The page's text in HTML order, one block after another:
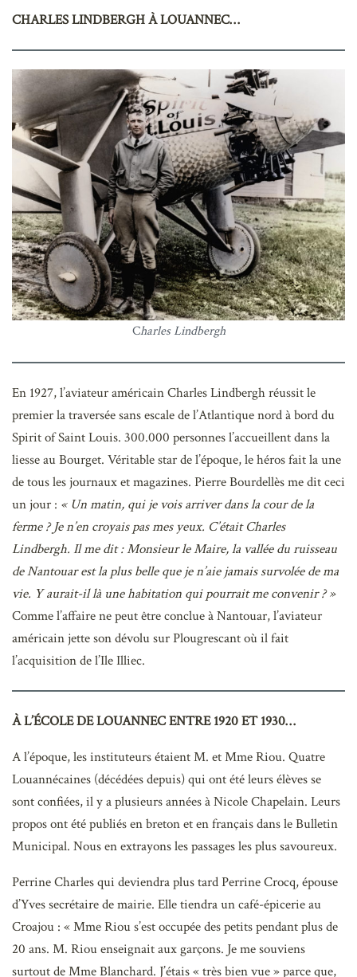
CHARLES LINDBERGH À LOUANNEC…
Charles Lindbergh
En 1927, l’aviateur américain Charles Lindbergh réussit le
premier la traversée sans escale de l’Atlantique nord à bord du
Spirit of Saint Louis. 300.000 personnes l’accueillent dans la
liesse au Bourget. Véritable star de l’époque, le héros fait la une
de tous les journaux et magazines. Pierre Bourdellès me dit ceci
un jour : « Un matin, qui je vois arriver dans la cour de la
ferme ? Je n’en croyais pas mes yeux. C’était Charles
Lindbergh. Il me dit : Monsieur le Maire, la vallée du ruisseau
de Nantouar est la plus belle que je n’aie jamais survolée de ma
vie. Y aurait-il là une habitation qui pourrait me convenir ? »
Comme l’affaire ne peut être conclue à Nantouar, l’aviateur
américain jette son dévolu sur Plougrescant où il fait
l’acquisition de l’Ile Illiec.
À L’ÉCOLE DE LOUANNEC ENTRE 1920 ET 1930…
A l’époque, les instituteurs étaient M. et Mme Riou. Quatre
Louannécaines (décédées depuis) qui ont été leurs élèves se
sont confiées, il y a plusieurs années à Nicole Chapelain. Leurs
propos ont été publiés en breton et en français dans le Bulletin
Municipal. Nous en extrayons les passages les plus savoureux.
Perrine Charles qui deviendra plus tard Perrine Crocq, épouse
d’Yves secrétaire de mairie. Elle tiendra un café-épicerie au
Croajou : « Mme Riou s’est occupée des petits pendant plus de
20 ans. M. Riou enseignait aux garçons. Je me souviens
surtout de Mme Blanchard. J’étais « très bien vue » parce que,